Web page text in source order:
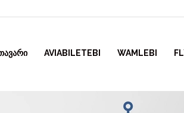
AVIABILETEBI WAMLEBI